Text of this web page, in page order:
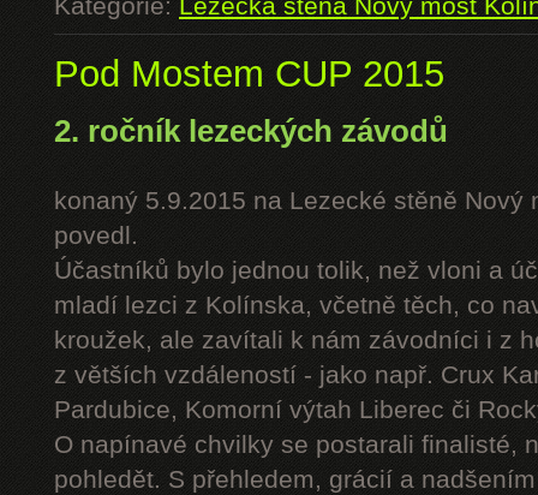
Kategorie:Lezecká stěna Nový most
Pod Mostem CUP 2015
2. ročník lezeckých závodů
konaný 5.9.2015 na Lezecké stěně Nový
povedl.
Účastníků bylo jednou tolik, než vloni a
mladí lezci z Kolínska, včetně těch, co
kroužek, ale zavítali k nám závodníci i z
z větších vzdáleností - jako např. Crux
Pardubice, Komorní výtah Liberec či
O napínavé chvilky se postarali finalisté,
pohledět. S přehledem, grácií a